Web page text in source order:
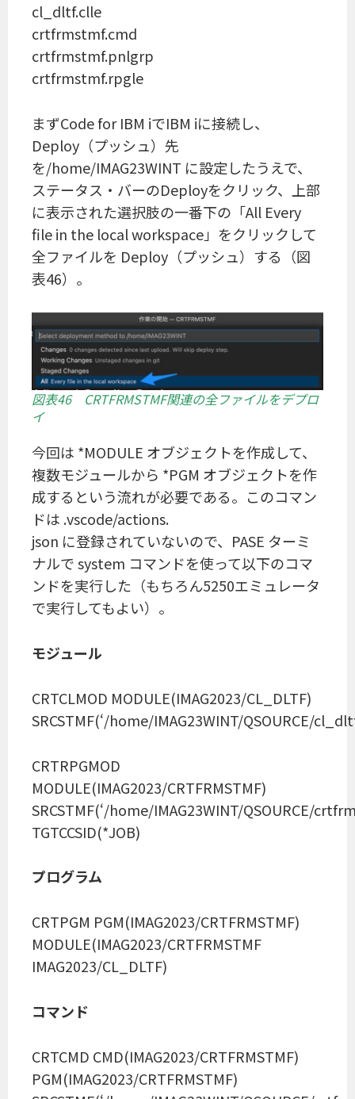
cl_dltf.clle
crtfrmstmf.cmd
crtfrmstmf.pnlgrp
crtfrmstmf.rpgle
まずCode for IBM iでIBM iに接続し、
Deploy（プッシュ）先
を/home/IMAG23WINT に設定したうえで、
ステータス・バーのDeployをクリック、上部
に表示された選択肢の一番下の「All Every
file in the local workspace」をクリックして
全ファイルを Deploy（プッシュ）する（図
表46）。
図表46 CRTFRMSTMF関連の全ファイルをデプロ
イ
今回は *MODULE オブジェクトを作成して、
複数モジュールから *PGM オブジェクトを作
成するという流れが必要である。このコマン
ドは .vscode/actions.
json に登録されていないので、PASE ターミ
ナルで system コマンドを使って以下のコマ
ンドを実行した（もちろん5250エミュレータ
で実行してもよい）。
モジュール
CRTCLMOD MODULE(IMAG2023/CL_DLTF)
SRCSTMF(‘/home/IMAG23WINT/QSOURCE/
CRTRPGMOD
MODULE(IMAG2023/CRTFRMSTMF)
SRCSTMF(‘/home/IMAG23WINT/QSOURCE/
TGTCCSID(*JOB)
プログラム
CRTPGM PGM(IMAG2023/CRTFRMSTMF)
MODULE(IMAG2023/CRTFRMSTMF
IMAG2023/CL_DLTF)
コマンド
CRTCMD CMD(IMAG2023/CRTFRMSTMF)
PGM(IMAG2023/CRTFRMSTMF)